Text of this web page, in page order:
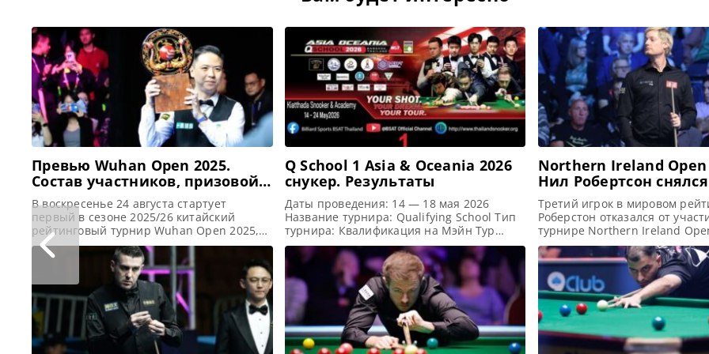
Превью Wuhan Open 2025.
Состав участников, призовой
фонд, победители
В воскресенье 24 августа стартует
первый в сезоне 2025/26 китайский
рейтинговый турнир Wuhan Open 2025,
сообщает metrouk В предстоящие
выходные стартует третий по счету и
первый в сезоне 2025/26 турнир Wuhan
Open. В прошлом году в Ухане
сенсационную победу одержал Сяо Годун.
И для него это был первый триумф на
рейтинговом турнире за долгие 17
Q School 1 Asia & Oceania 2026
cнукер. Результаты
Даты проведения: 14 — 18 мая 2026
Название турнира: Qualifying School Тип
турнира: Квалификация на Мэйн Тур
(World Snooker Tour) Арена: Kiatthada
Billiards & Snooker Club Место
проведения (населенный пункт, город,
страна): Бангкок, Таиланд Победители
этого турнира: Thanawat Tirapongpaiboon
и Deng Haohui Примечание: Всего будет
разыграно четыре карты World Snooker
Tour, а финалисты (ПОБЕДИТЕЛИ) каждого
Northern Ireland Open
Нил Робертсон
турнира в Белфасте
Третий игрок в мировом
Роберстон отказался от
турнире Northern Ireland
Белфасте, сообщает WST Нил
снялся с турнира Northern
Open в Белфасте по
Робертсон должен был
Дэвидом Грейсом в своем
матче в понедельник 20
Грэйс автоматически
следующий